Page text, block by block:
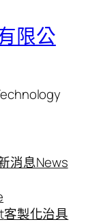
限公
消息News
客製化治具